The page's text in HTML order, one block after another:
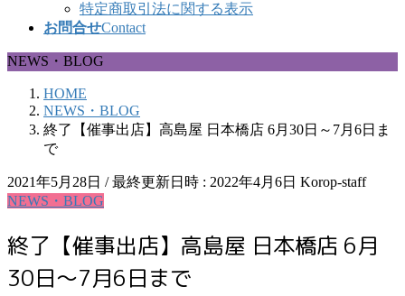
特定商取引法に関する表示
お問合せContact
NEWS・BLOG
HOME
NEWS・BLOG
終了【催事出店】高島屋 日本橋店 6月30日～7月6日ま
で
2021年5月28日 / 最終更新日時 : 2022年4月6日 Korop-staff
NEWS・BLOG
終了【催事出店】高島屋 日本橋店 6月
30日～7月6日まで